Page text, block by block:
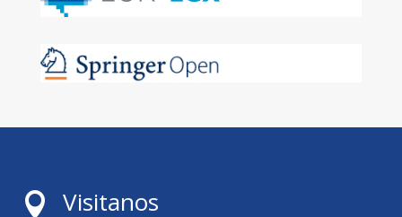
 Visitanos